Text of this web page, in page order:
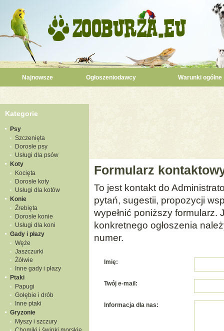
Najnowsze Ogłoszeniodawcy Warunki ogólne
Kategorie
Psy
Szczenięta
Dorosłe psy
Usługi dla psów
Koty
Kocięta
Dorosłe koty
Usługi dla kotów
Konie
Źrebięta
Dorosłe konie
Usługi dla koni
Gady i płazy
Węże
Jaszczurki
Żółwie
Inne gady i płazy
Ptaki
Papugi
Gołębie i drób
Inne ptaki
Gryzonie
Myszy i szczury
Formularz
To jest kontakt do
pytań, sugestii, propozycji
wypełnić poniższy
konkretnego ogłoszenia
numer.
Imię:
Twój e-mail:
Informacja dla nas: